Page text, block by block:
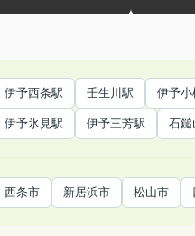
伊予西条駅 壬生川駅 伊予小
伊予氷見駅 伊予三芳駅 石鎚
西条市 新居浜市 松山市